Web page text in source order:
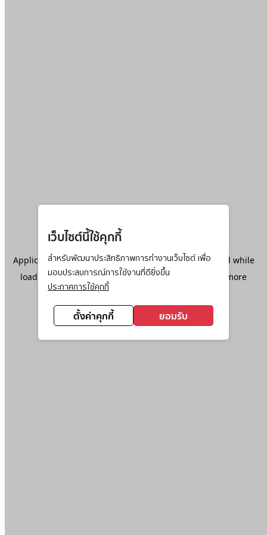
เว็บไซต์นี้ใช้คุกกี้
สำหรับพัฒนาประสิทธิภาพการทำงานเว็บไซต์ เพื่อ
มอบประสบการณ์การใช้งานที่ดียิ่งขึ้น
ประกาศการใช้คุกกี้
ตั้งค่าคุกกี้ ยอมรับ
Application error: aclient-side exception has occurred while
loadingwww.ktc.co.th(see the browser console
for more
information).